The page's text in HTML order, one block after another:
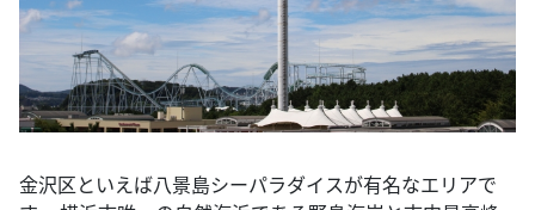
金沢区といえば八景島シーパラダイスが有名なエリアで